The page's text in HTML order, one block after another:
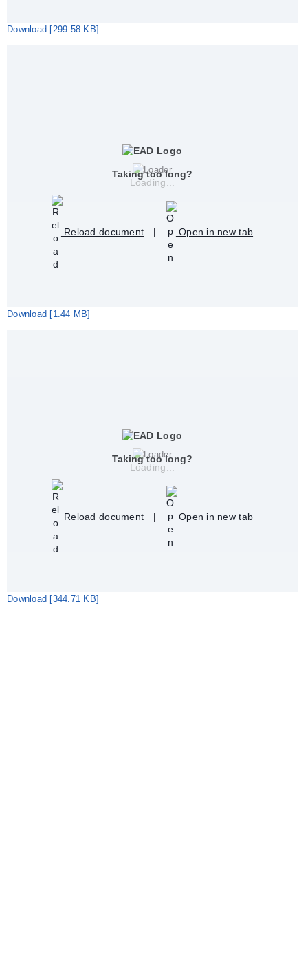
Download [299.58 KB]
Loading...
Taking too long?
Reload document | Open in new tab
Download [1.44 MB]
Loading...
Taking too long?
Reload document | Open in new tab
Download [344.71 KB]